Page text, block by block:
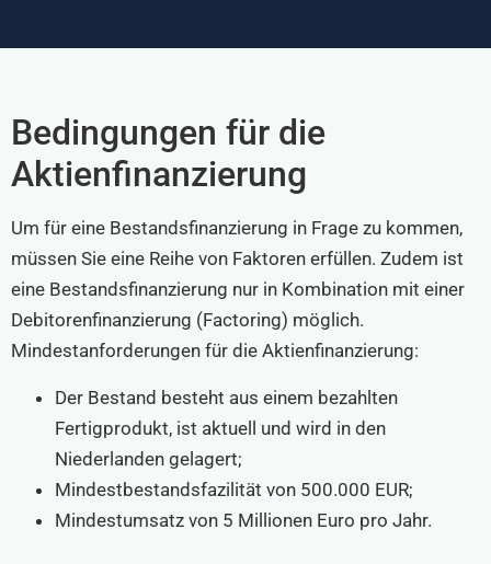
Bedingungen für die
Aktienfinanzierung
Um für eine Bestandsfinanzierung in Frage zu kommen,
müssen Sie eine Reihe von Faktoren erfüllen. Zudem ist
eine Bestandsfinanzierung nur in Kombination mit einer
Debitorenfinanzierung (Factoring) möglich.
Mindestanforderungen für die Aktienfinanzierung:
Der Bestand besteht aus einem bezahlten
Fertigprodukt, ist aktuell und wird in den
Niederlanden gelagert;
Mindestbestandsfazilität von 500.000 EUR;
Mindestumsatz von 5 Millionen Euro pro Jahr.